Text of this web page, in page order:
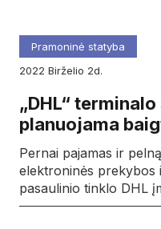
Pramoninė statyba
2022
birželio 2d.
„DHL“
planuojama
Pernai pajamas ir
elektroninės prekybos
pasaulinio tinklo DHL